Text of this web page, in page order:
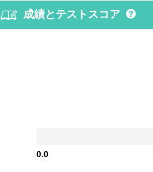
成績とテストスコア
0.0